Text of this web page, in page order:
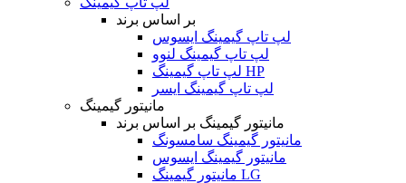
بر اساس برند
لپ تاپ گیمینگ ایسوس
لپ تاپ گیمینگ لنوو
لپ تاپ گیمینگ HP
لپ تاپ گیمینگ ایسر
مانیتور گیمینگ
مانیتور گیمینگ بر اساس برند
مانیتور گیمینگ سامسونگ
مانیتور گیمینگ ایسوس
مانیتور گیمینگ LG